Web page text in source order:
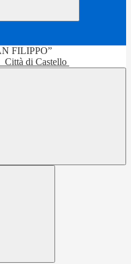
Città di Castello